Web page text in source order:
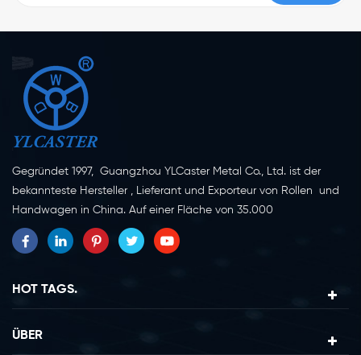
Gegründet 1997, Guangzhou YLCaster Metal Co., Ltd. ist der
bekannteste Hersteller , Lieferant und Exporteur von Rollen und
Handwagen in China. Auf einer Fläche von 35.000
Quadratmetern in der Stadt Yangjiang in der Provinz
Guangdong mit mehr als 20 Experten und etwa 150 Mitarbeitern,
Als professioneller Hersteller von Lenkrollen seit mehr als 20
Jahren ist unser Unternehmen auf die Erforschung, Konstruktion,
Herstellung und den Export von Lenkrollen spezialisiert. Derzeit
lassen sich unsere Produkte in zwei Hauptkategorien einteilen,
HOT TAGS.
ÜBER